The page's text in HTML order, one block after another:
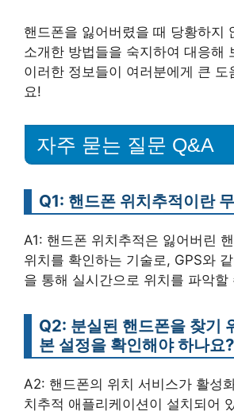
핸드폰을 잃어버렸을 때 당황하지
소개한 방법들을 숙지하여 대응해
이러한 정보들이 여러분에게 큰 도
요!
자주 묻는 질문 Q&A
Q1: 핸드폰 위치추적이란
A1: 핸드폰 위치추적은 잃어버린
위치를 확인하는 기술로, GPS와
을 통해 실시간으로 위치를 파악할
Q2: 분실된 핸드폰을 찾기
본 설정을 확인해야 하나요?
A2: 핸드폰의 위치 서비스가 활성
치추적 애플리케이션이 설치되어